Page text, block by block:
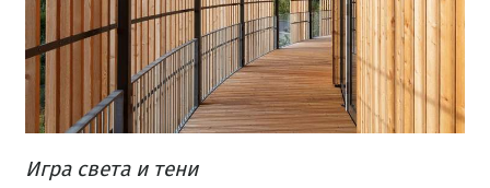
Игра света и тени